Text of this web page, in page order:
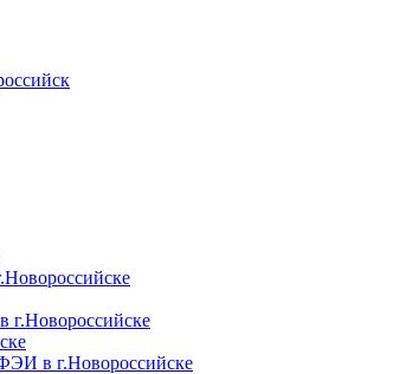
в г.Новороссийске